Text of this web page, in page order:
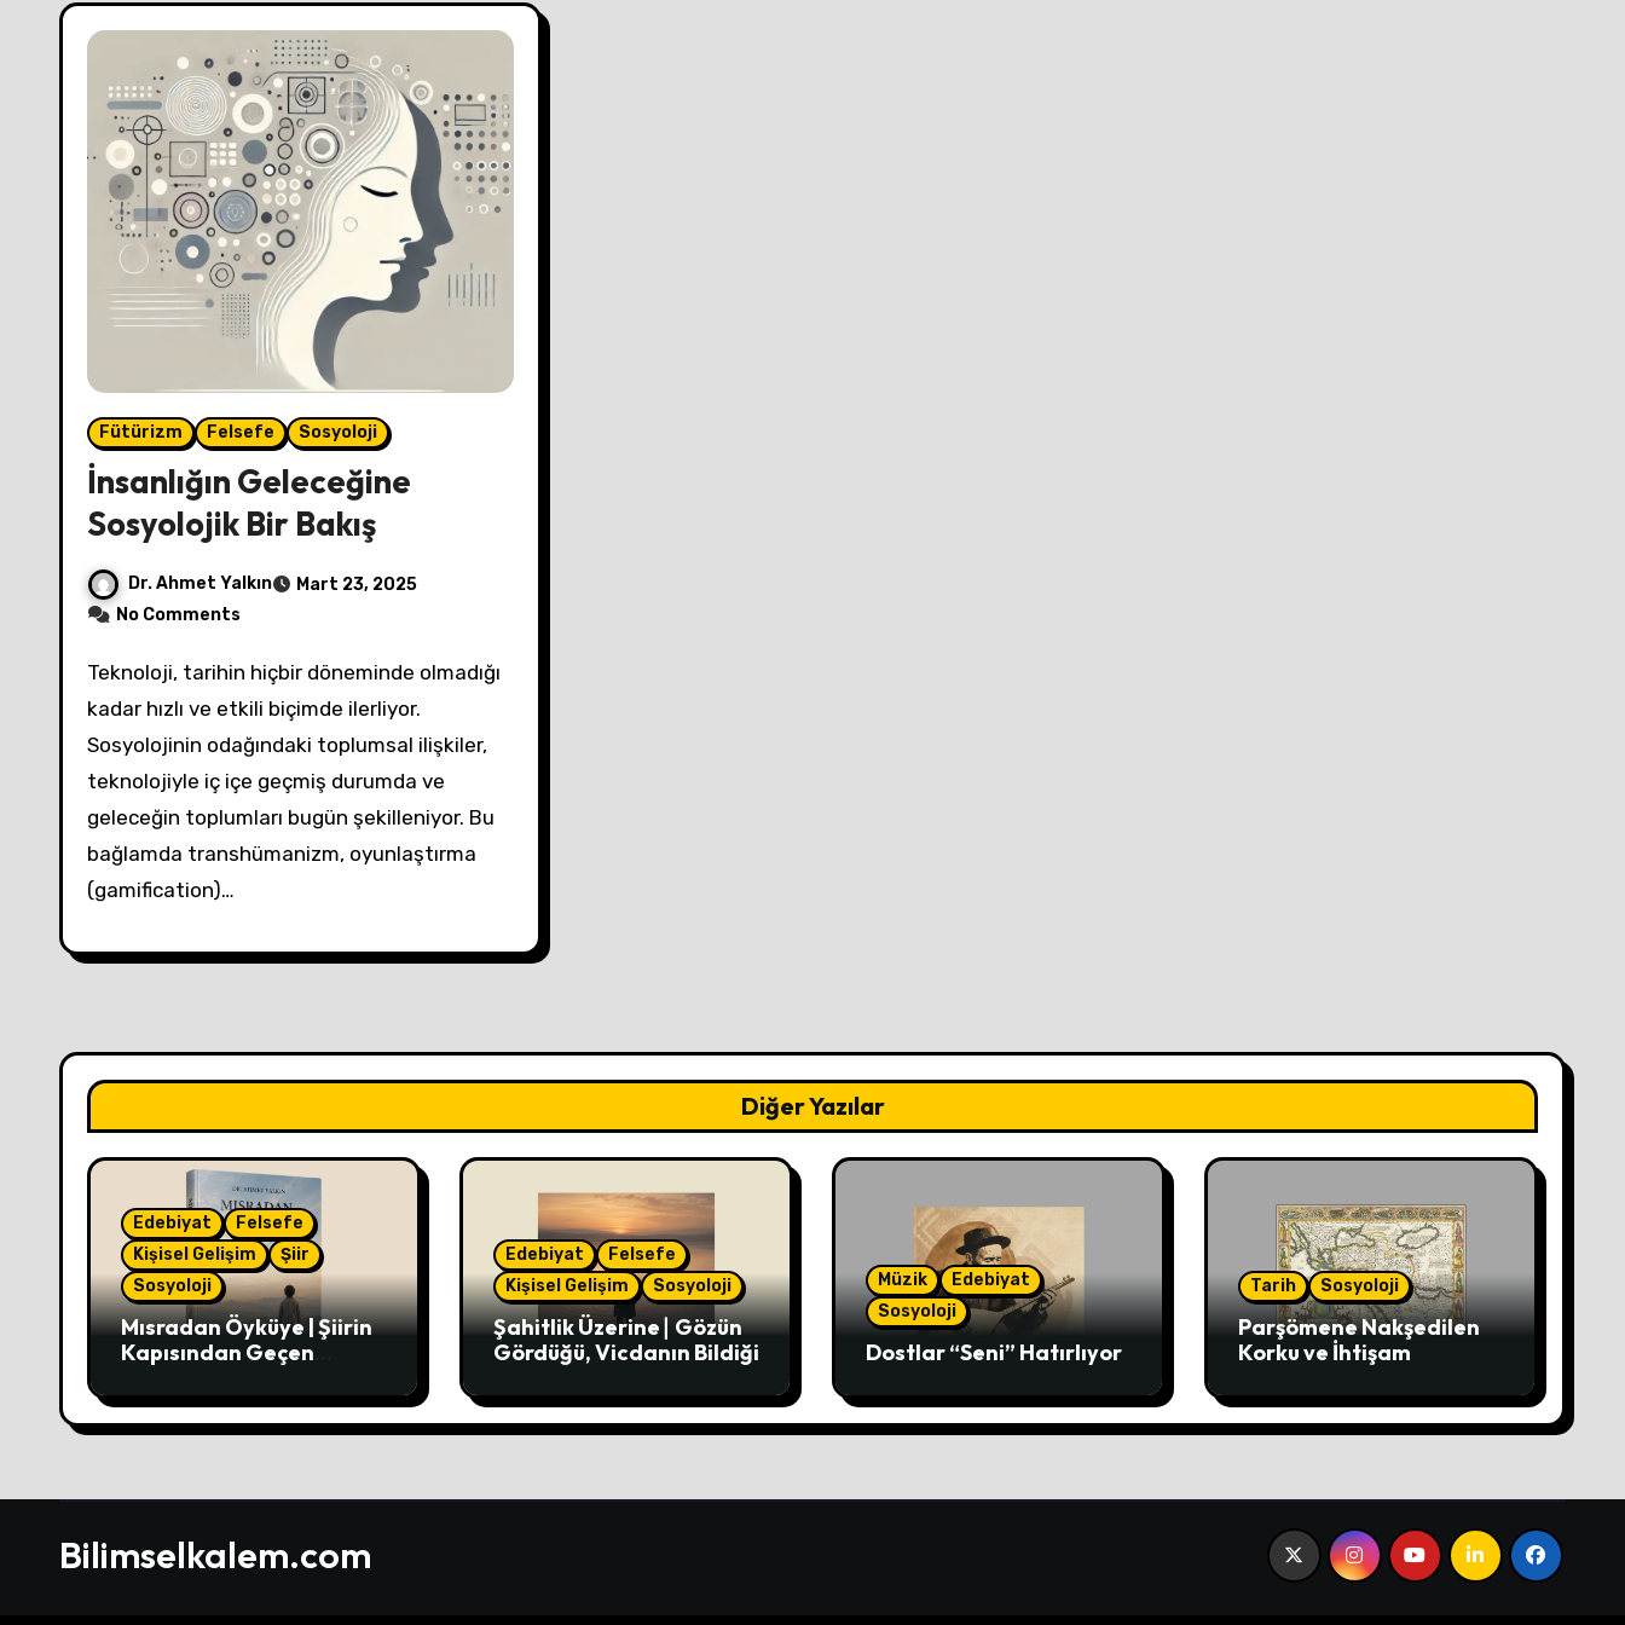
Fütürizm Felsefe Sosyoloji
İnsanlığın Geleceğine
Sosyolojik Bir Bakış
Dr. Ahmet Yalkın
Mart 23, 2025
No Comments
Teknoloji, tarihin hiçbir döneminde olmadığı
kadar hızlı ve etkili biçimde ilerliyor.
Sosyolojinin odağındaki toplumsal ilişkiler,
teknolojiyle iç içe geçmiş durumda ve
geleceğin toplumları bugün şekilleniyor. Bu
bağlamda transhümanizm, oyunlaştırma
(gamification)…
Diğer Yazılar
Edebiyat
Felsefe
Kişisel Gelişim
Şiir
Sosyoloji
Mısradan Öyküye | Şiirin
Kapısından Geçen
Edebiyat
Felsefe
Kişisel Gelişim
Sosyoloji
Şahitlik Üzerine∣ Gözün
Gördüğü, Vicdanın Bildiği
Müzik
Edebiyat
Sosyoloji
Dostlar “Seni” Hatırlıyor
Tarih Sosyoloji
Parşömene Nakşedilen
Korku ve İhtişam
Bilimselkalem.com